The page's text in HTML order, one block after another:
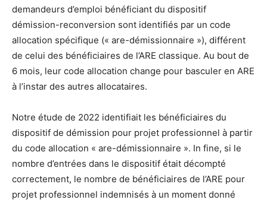
demandeurs d’emploi bénéficiant du dispositif
démission-reconversion sont identifiés par un code
allocation spécifique (« are-démissionnaire »), différent
de celui des bénéficiaires de l’ARE classique. Au bout de
6 mois, leur code allocation change pour basculer en ARE
à l’instar des autres allocataires.
Notre étude de 2022 identifiait les bénéficiaires du
dispositif de démission pour projet professionnel à partir
du code allocation « are-démissionnaire ». In fine, si le
nombre d’entrées dans le dispositif était décompté
correctement, le nombre de bénéficiaires de l’ARE pour
projet professionnel indemnisés à un moment donné